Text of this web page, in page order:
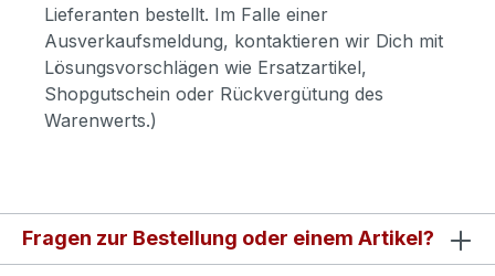
Lieferanten bestellt. Im Falle einer
Ausverkaufsmeldung, kontaktieren wir Dich mit
Lösungsvorschlägen wie Ersatzartikel,
Shopgutschein oder Rückvergütung des
Warenwerts.)
Fragen zur Bestellung oder einem Artikel?